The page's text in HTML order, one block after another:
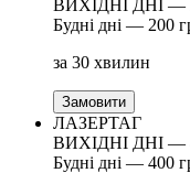
ВИХІДНІ ДНІ —
Будні дні — 200
за 30 хвилин
Замовити
ЛАЗЕРТАГ
ВИХІДНІ ДНІ —
Будні дні — 400